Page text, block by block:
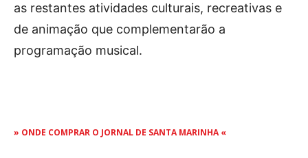
as restantes atividades culturais, recreativas e
de animação que complementarão a
programação musical.
» ONDE COMPRAR O JORNAL DE SANTA MARINHA «